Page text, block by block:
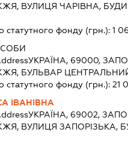
ВУЛИЦЯ ЧАРІВНА,
статутного фонду (грн.):1
УКРАЇНА, 69000,
БУЛЬВАР
статутного фонду (грн.):21
ІВАНІВНА
УКРАЇНА, 69002,
ВУЛИЦЯ ЗАПОРІЗЬКА,